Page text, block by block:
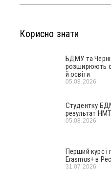
Корисно знати
БДМУ та
розширюють
й освіти
05.08.2026
Студентку
результат
05.08.2026
Перший курс і
Erasmus+ в
31.07.2026